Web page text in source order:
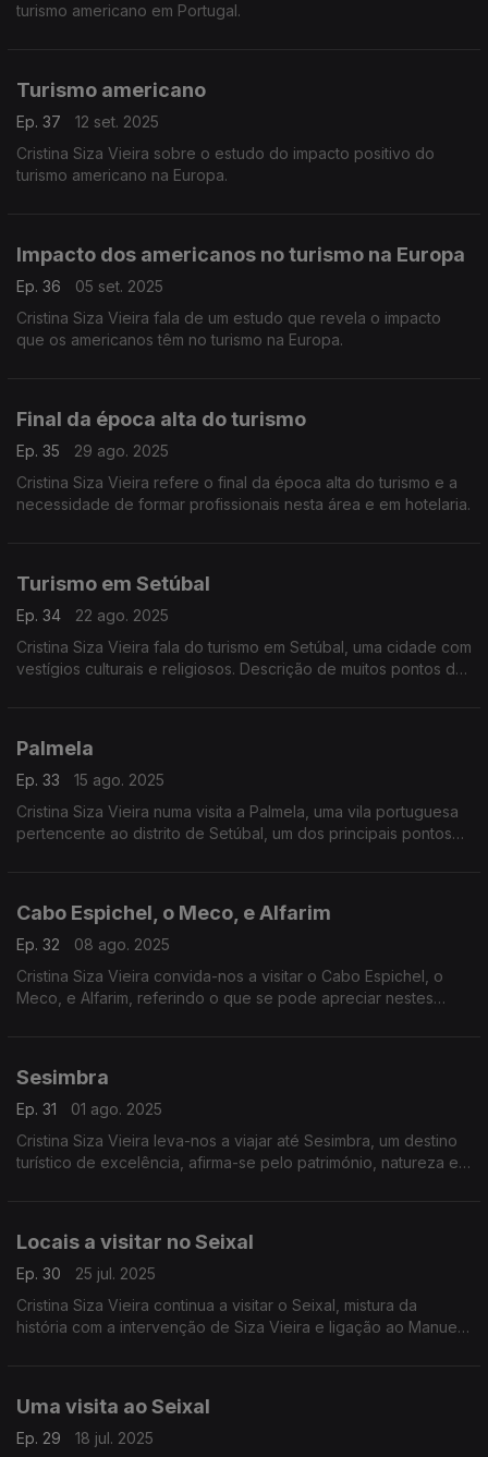
turismo americano em Portugal.
Turismo americano
Ep. 37
12 set. 2025
Cristina Siza Vieira sobre o estudo do impacto positivo do
turismo americano na Europa.
Impacto dos americanos no turismo na Europa
Ep. 36
05 set. 2025
Cristina Siza Vieira fala de um estudo que revela o impacto
que os americanos têm no turismo na Europa.
Final da época alta do turismo
Ep. 35
29 ago. 2025
Cristina Siza Vieira refere o final da época alta do turismo e a
necessidade de formar profissionais nesta área e em hotelaria.
Turismo em Setúbal
Ep. 34
22 ago. 2025
Cristina Siza Vieira fala do turismo em Setúbal, uma cidade com
vestígios culturais e religiosos. Descrição de muitos pontos de
Palmela
Ep. 33
15 ago. 2025
Cristina Siza Vieira numa visita a Palmela, uma vila portuguesa
pertencente ao distrito de Setúbal, um dos principais pontos
Cabo Espichel, o Meco, e Alfarim
Ep. 32
08 ago. 2025
Cristina Siza Vieira convida-nos a visitar o Cabo Espichel, o
Meco, e Alfarim, referindo o que se pode apreciar nestes
Sesimbra
Ep. 31
01 ago. 2025
Cristina Siza Vieira leva-nos a viajar até Sesimbra, um destino
turístico de excelência, afirma-se pelo património, natureza e
Locais a visitar no Seixal
Ep. 30
25 jul. 2025
Cristina Siza Vieira continua a visitar o Seixal, mistura da
história com a intervenção de Siza Vieira e ligação ao Manuel
Uma visita ao Seixal
Ep. 29
18 jul. 2025